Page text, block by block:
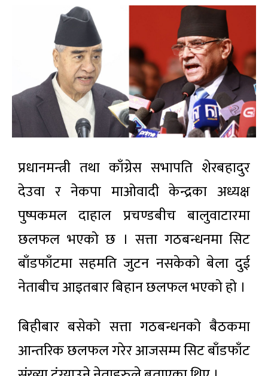
प्रधानमन्त्री तथा काँग्रेस सभापति शेरबहादुर
देउवा र नेकपा माओवादी केन्द्रका अध्यक्ष
पुष्पकमल दाहाल प्रचण्डबीच बालुवाटारमा
छलफल भएको छ । सत्ता गठबन्धनमा सिट
बाँडफाँटमा सहमति जुटन नसकेको बेला दुई
नेताबीच आइतबार बिहान छलफल भएको हो ।
बिहीबार बसेको सत्ता गठबन्धनको बैठकमा
आन्तरिक छलफल गरेर आजसम्म सिट बाँडफाँट